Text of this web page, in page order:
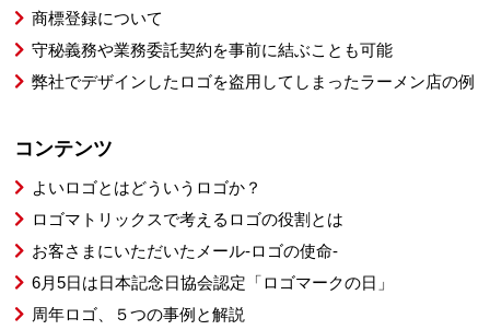
商標登録について
守秘義務や業務委託契約を事前に結ぶことも可能
弊社でデザインしたロゴを盗用してしまったラーメン店の例
コンテンツ
よいロゴとはどういうロゴか？
ロゴマトリックスで考えるロゴの役割とは
お客さまにいただいたメール-ロゴの使命-
6月5日は日本記念日協会認定「ロゴマークの日」
周年ロゴ、５つの事例と解説